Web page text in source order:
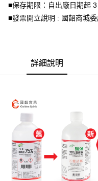
３．收到繳費通知簡訊後14天
ATM／網路銀行／等多元方式
※ 請注意：結帳手續完成當下
是否繳費成功／繳費後需取消
１．透過由恩沛科技股份有限
易，需依本服務之必要範圍內
權轉讓予恩沛科技股份有限公司
２．關於個人資料處理事宜，
https://aftee.tw/terms/#terms3
３．未成年的使用者請事先徵
「AFTEE先享後付」，若未經
任。
４．使用「AFTEE先享後付」
■保存期限：自出廠日期起
■發票開立說明 : 國韶商城
詳細說明